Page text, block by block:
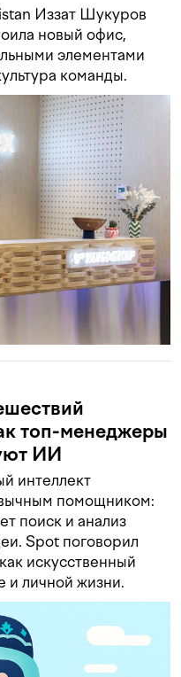
Иззат Шукуров
новый офис,
элементами
команды.
топ-менеджеры
ИИ
интеллект
помощником:
поиск и анализ
Spot поговорил
искусственный
и личной жизни.